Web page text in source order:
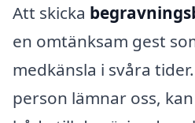
Att skicka
en omtänksam gest
medkänsla i svåra
person lämnar oss,